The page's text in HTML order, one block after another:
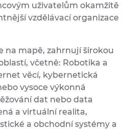
uživatelům okamžitě
vzdělávací organizace
na mapě, zahrnují širokou
včetně: Robotika a
věcí, kybernetická
vysoce výkonná
dat nebo data
a virtuální realita,
a obchodní systémy a